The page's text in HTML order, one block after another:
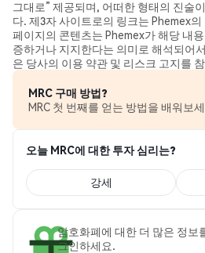
그대로” 제공되며, 어떠한 형태의 진술
다. 제3자 사이트로의 링크는 Phemex
페이지의 콘텐츠는 Phemex가 해당 내
증하거나 지지한다는 의미로 해석되어
은 당사의 이용 약관 및 리스크 고지를
MRC 구매 방법?
MRC 첫 번째를 얻는 방법을 배워보
오늘 MRC에 대한 투자 심리는?
강세
암호화폐에 대한 더 많은 정보
그인하세요.